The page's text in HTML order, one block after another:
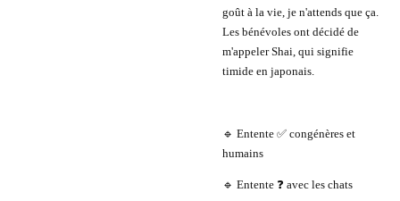
goût à la vie, je n'attends que ça.
Les bénévoles ont décidé de
m'appeler Shai, qui signifie
timide en japonais.
🔹 Entente ✅ congénères et
humains
🔹 Entente ❓ avec les chats